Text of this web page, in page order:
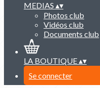
MEDIAS ▴▾
Photos club
Vidéos club
Documents club
LA BOUTIQUE▴▾
Se connecter